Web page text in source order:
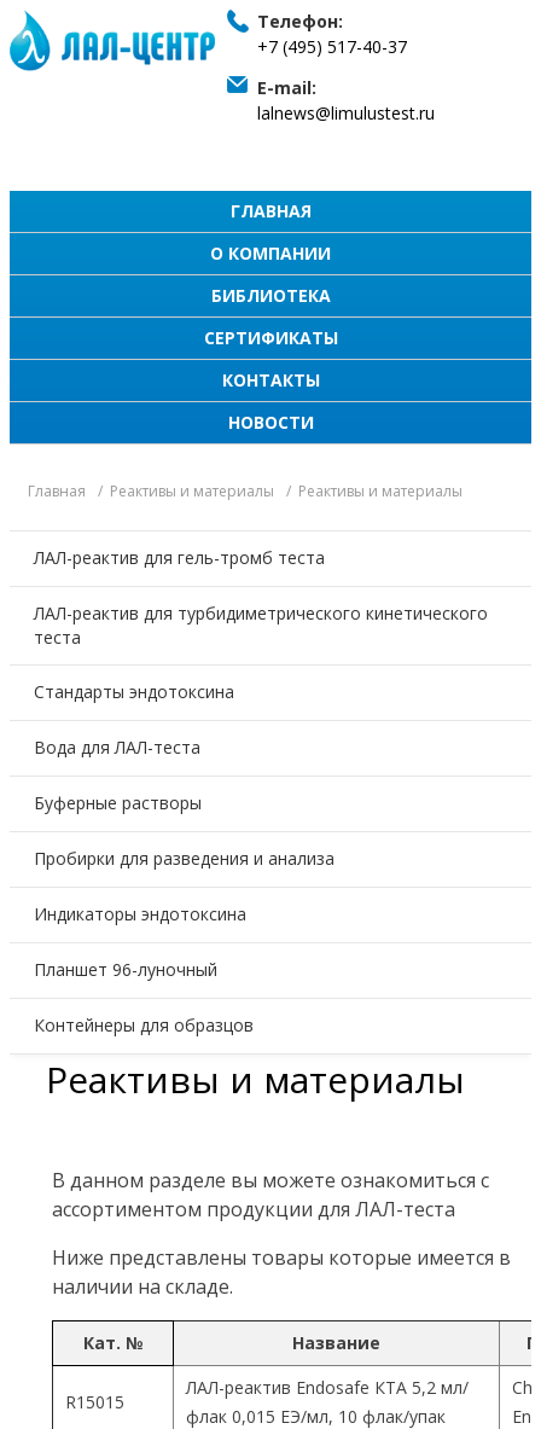
Телефон:
+7 (495) 517-40-37
E-mail:
lalnews@limulustest.ru
ГЛАВНАЯ
О КОМПАНИИ
БИБЛИОТЕКА
СЕРТИФИКАТЫ
КОНТАКТЫ
НОВОСТИ
Главная Реактивы и материалы Реактивы и материалы
ЛАЛ-реактив для гель-тромб теста
ЛАЛ-реактив для турбидиметрического кинетического
теста
Стандарты эндотоксина
Вода для ЛАЛ-теста
Буферные растворы
Пробирки для разведения и анализа
Индикаторы эндотоксина
Планшет 96-луночный
Контейнеры для образцов
Реактивы и материалы
В данном разделе вы можете ознакомиться с
ассортиментом продукции для ЛАЛ-теста
Ниже представлены товары которые имеется в
наличии на складе.
Кат. № Название
R15015
ЛАЛ-реактив Endosafe КТА 5,2 мл/
флак 0,015 ЕЭ/мл, 10 флак/упак